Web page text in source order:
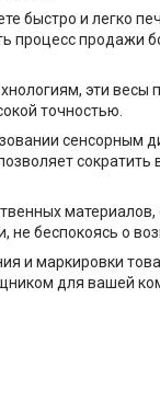
быстро и легко
процесс
эти
точностью.
сенсорным
материалов,
не беспокоясь о
и маркировки
для вашей